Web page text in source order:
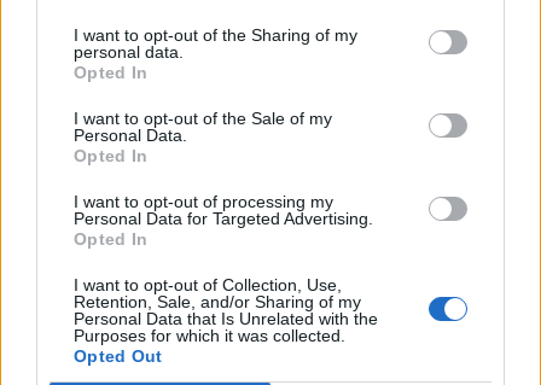
I want to opt-out of the Sharing of my
personal data.
Opted In
I want to opt-out of the Sale of my
Personal Data.
Opted In
I want to opt-out of processing my
Personal Data for Targeted Advertising.
Opted In
I want to opt-out of Collection, Use,
Retention, Sale, and/or Sharing of my
Personal Data that Is Unrelated with the
Purposes for which it was collected.
Opted Out
közterületfelügyelőkkel közös szolgálatot látnak el, emellett
a BRFK Közrendvédelmi Főosztály és a Készenléti
28-ai kezdete óta a rendőrök több mint 700 igazoltatást
hajtottak végre; elfogtak, előállítottak 29 embert, köztük 17-
A keresett cikk a portfolio.hu hírarchívumához
tartozik, melynek olvasása előfizetéses
regisztrációhoz kötött.